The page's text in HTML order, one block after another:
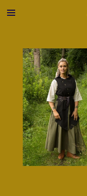
Ga
hoofdinhoud